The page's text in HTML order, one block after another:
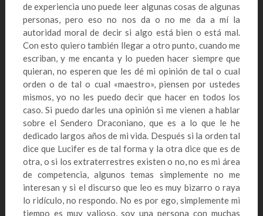
de experiencia uno puede leer algunas cosas de algunas
personas, pero eso no nos da o no me da a mí la
autoridad moral de decir si algo está bien o está mal.
Con esto quiero también llegar a otro punto, cuando me
escriban, y me encanta y lo pueden hacer siempre que
quieran, no esperen que les dé mi opinión de tal o cual
orden o de tal o cual «maestro», piensen por ustedes
mismos, yo no les puedo decir que hacer en todos los
caso. Si puedo darles una opinión si me vienen a hablar
sobre el Sendero Draconiano, que es a lo que le he
dedicado largos años de mi vida. Después si la orden tal
dice que Lucifer es de tal forma y la otra dice que es de
otra, o si los extraterrestres existen o no, no es mi área
de competencia, algunos temas simplemente no me
interesan y si el discurso que leo es muy bizarro o raya
lo ridículo, no respondo. No es por ego, simplemente mi
tiempo es muy valioso, soy una persona con muchas